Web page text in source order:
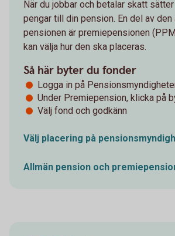
När du jobbar och betalar skatt
pengar till din pension. En del av den
pensionen är premiepensionen
kan välja hur den ska placeras.
Så här byter du fonder
Logga in på
Under Premiepension, klicka på
Välj fond och godkänn
Välj placering på
Allmän pension och